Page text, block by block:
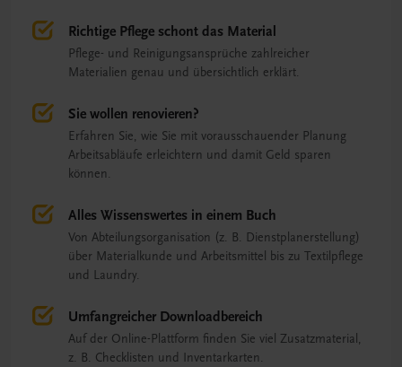
Richtige Pflege schont das Material
Pflege- und Reinigungsansprüche zahlreicher
Materialien genau und übersichtlich erklärt.
Sie wollen renovieren?
Erfahren Sie, wie Sie mit vorausschauender Planung
Arbeitsabläufe erleichtern und damit Geld sparen
können.
Alles Wissenswertes in einem Buch
Von Abteilungsorganisation (z. B. Dienstplanerstellung)
über Materialkunde und Arbeitsmittel bis zu Textilpflege
und Laundry.
Umfangreicher Downloadbereich
Auf der Online-Plattform finden Sie viel Zusatzmaterial,
z. B. Checklisten und Inventarkarten.